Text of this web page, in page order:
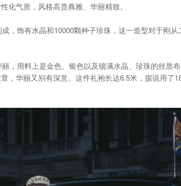
化气质，风格高贵典雅、华丽精致。
，饰有水晶和10000颗种子珍珠，这一造型对于刚
，用料上是金色、银色以及镶满水晶、珍珠的丝质
，华丽又别有深意。这件礼袍长达6.5米，据说用了